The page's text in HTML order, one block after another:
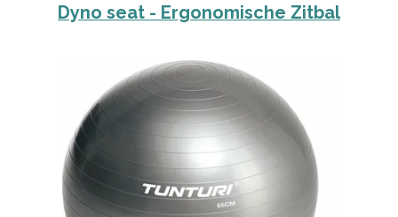
Dyno seat - Ergonomische Zitbal